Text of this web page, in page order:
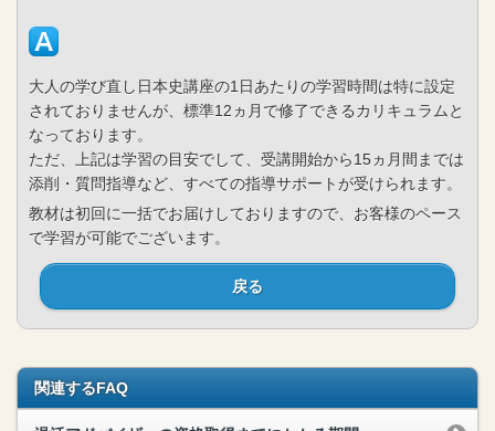
大人の学び直し日本史講座の1日あたりの学習時間は特に設定
されておりませんが、標準12ヵ月で修了できるカリキュラムと
なっております。
ただ、上記は学習の目安でして、受講開始から15ヵ月間までは
添削・質問指導など、すべての指導サポートが受けられます。
教材は初回に一括でお届けしておりますので、お客様のペース
で学習が可能でございます。
戻る
関連するFAQ